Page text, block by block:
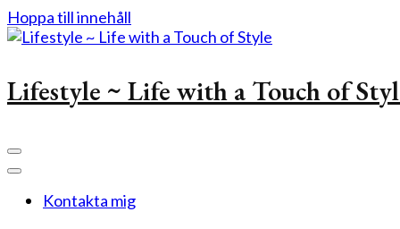
Hoppa till innehåll
Lifestyle ~ Life with a Touch of
Kontakta mig